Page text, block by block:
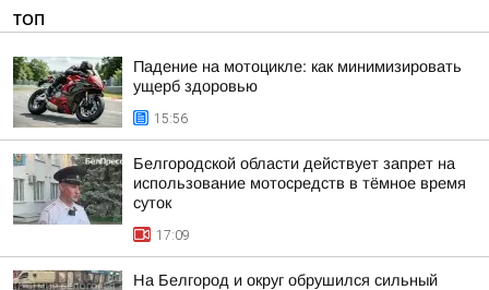
ТОП
Падение на мотоцикле: как минимизировать
ущерб здоровью
15:56
Белгородской области действует запрет на
использование мотосредств в тёмное время
суток
17:09
На Белгород и округ обрушился сильный